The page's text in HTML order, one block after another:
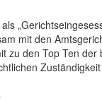
mit den
zu den Top Ten